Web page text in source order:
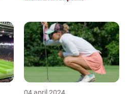
04 april 2024